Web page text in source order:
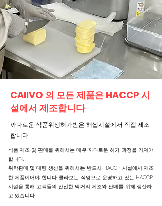
CAllVO 의 모든 제품은 HACCP 시
설에서 제조합니다
까다로운 식품위생허가받은 해썹시설에서 직접 제조
합니다
식품 제조 및 판매를 위해서는 매우 까다로운 허가 과정을 거쳐야
합니다.
​위탁판매 및 대량 생산을 위해서는 반드시 HACCP 시설에서 제조
한 제품이어야 합니다. 콜라보는 직영으로 운영하고 있는 HACCP
시설을 통해 고객들의 안전한 먹거리 제조와 판매를 위해 생산하
고 있습니다.